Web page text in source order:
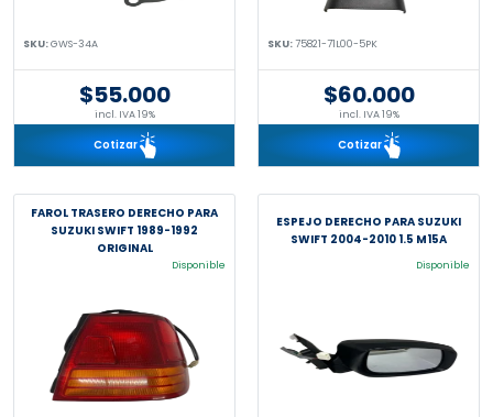
SKU:GWS-34A
$55.000
incl. IVA 19%
Cotizar
SKU:75821-71L00-5PK
$60.000
incl. IVA 19%
Cotizar
FAROL TRASERO DERECHO PARA
SUZUKI SWIFT 1989-1992
ORIGINAL
Disponible
ESPEJO DERECHO PARA SUZUKI
SWIFT 2004-2010 1.5 M15A
Disponible